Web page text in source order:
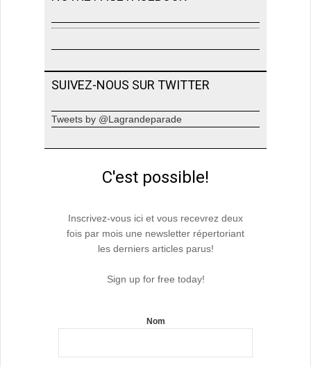
SUIVEZ-NOUS SUR TWITTER
Tweets by @Lagrandeparade
C'est possible!
Inscrivez-vous ici et vous recevrez deux
fois par mois une newsletter répertoriant
les derniers articles parus!
Sign up for free today!
Nom